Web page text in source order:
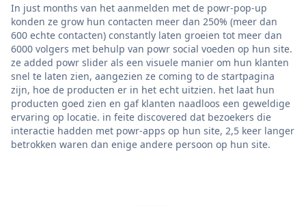
In just months van het aanmelden met de powr-pop-up
konden ze grow hun contacten meer dan 250% (meer dan
600 echte contacten) constantly laten groeien tot meer dan
6000 volgers met behulp van powr social voeden op hun site.
ze added powr slider als een visuele manier om hun klanten
snel te laten zien, aangezien ze coming to de startpagina
zijn, hoe de producten er in het echt uitzien. het laat hun
producten goed zien en gaf klanten naadloos een geweldige
ervaring op locatie. in feite discovered dat bezoekers die
interactie hadden met powr-apps op hun site, 2,5 keer langer
betrokken waren dan enige andere persoon op hun site.